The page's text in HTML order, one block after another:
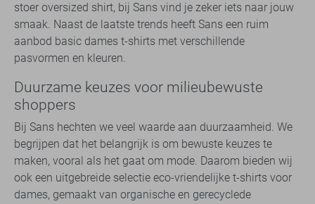
stoer oversized shirt, bij Sans vind je zeker iets naar jouw
smaak. Naast de laatste trends heeft Sans een ruim
aanbod basic dames t-shirts met verschillende
pasvormen en kleuren.
Duurzame keuzes voor milieubewuste
shoppers
Bij Sans hechten we veel waarde aan duurzaamheid. We
begrijpen dat het belangrijk is om bewuste keuzes te
maken, vooral als het gaat om mode. Daarom bieden wij
ook een uitgebreide selectie eco-vriendelijke t-shirts voor
dames, gemaakt van organische en gerecyclede